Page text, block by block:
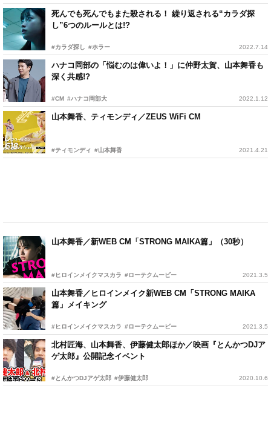
死んでも死んでもまた殺される！ 繰り返される“カラダ探
し”6つのルールとは!?
#カラダ探し #ホラー 2022.7.14
ハナコ岡部の「悩むのは偉いよ！」に仲野太賀、山本舞香も
深く共感!?
#CM #ハナコ岡部大 2022.1.12
山本舞香、ティモンディ／ZEUS WiFi CM
#ティモンディ #山本舞香 2021.4.21
山本舞香／新WEB CM「STRONG MAIKA篇」（30秒）
#ヒロインメイクマスカラ #ローテクムービー 2021.3.5
山本舞香／ヒロインメイク新WEB CM「STRONG MAIKA
篇」メイキング
#ヒロインメイクマスカラ #ローテクムービー 2021.3.5
北村匠海、山本舞香、伊藤健太郎ほか／映画『とんかつDJア
ゲ太郎』公開記念イベント
#とんかつDJアゲ太郎 #伊藤健太郎 2020.10.6